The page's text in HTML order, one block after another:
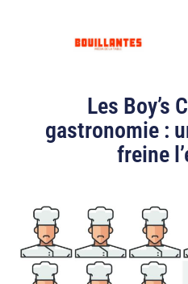
Les Boy’s
gastronomie :
freine